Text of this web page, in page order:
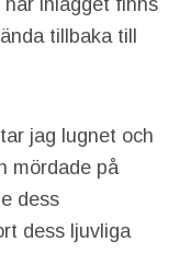
inlägget finns
tillbaka till
jag lugnet och
mördade på
dess
dess ljuvliga